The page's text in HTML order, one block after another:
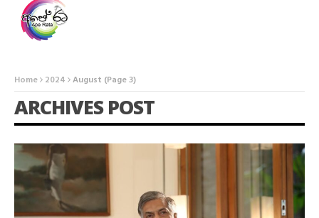
Home 2024 August (Page 3)
ARCHIVES POST